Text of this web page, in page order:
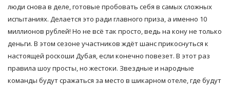
люди снова в деле, готовые пробовать себя в самых сложных
испытаниях. Делается это ради главного приза, а именно 10
миллионов рублей! Но не всё так просто, ведь на кону не только
деньги. В этом сезоне участников ждёт шанс прикоснуться к
настоящей роскоши Дубая, если конечно повезет. В этот раз
правила шоу просты, но жестоки. Звездные и народные
команды будут сражаться за место в шикарном отеле, где будут